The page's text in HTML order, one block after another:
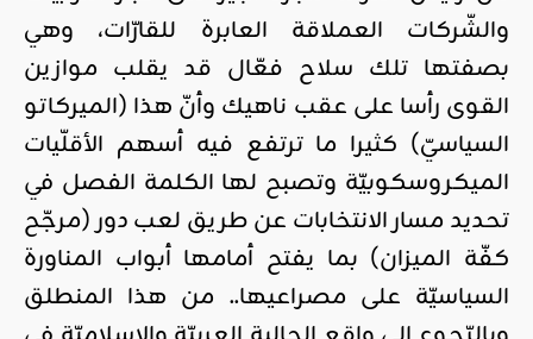
والشّركات العملاقة العابرة للقارّات، وهي
بصفتها تلك سلاح فعّال قد يقلب موازين
القوى رأسا على عقب ناهيك وأنّ هذا (الميركاتو
السياسيّ) كثيرا ما ترتفع فيه أسهم الأقلّيات
الميكروسكوبيّة وتصبح لها الكلمة الفصل في
تحديد مسار الانتخابات عن طريق لعب دور (مرجّح
كفّة الميزان) بما يفتح أمامها أبواب المناورة
السياسيّة على مصراعيها.. من هذا المنطلق